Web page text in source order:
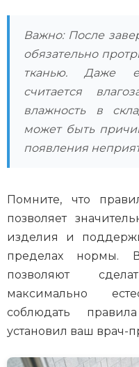
Важно: После
обязательно
тканью. Даже
считается
влажность в
может быть
появления
Помните, что
позволяет
изделия и
пределах нормы.
позволяют
максимально
соблюдать
установил ваш врач-